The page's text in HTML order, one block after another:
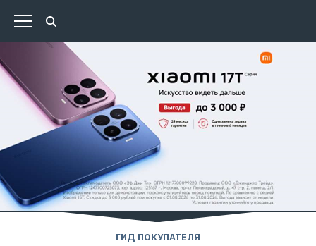
ГИД ПОКУПАТЕЛЯ